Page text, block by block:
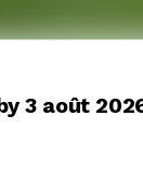
3 août